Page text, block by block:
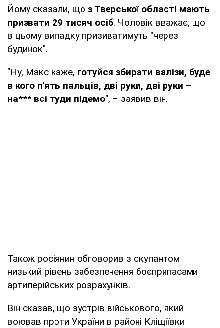
Йому сказали, що з Тверської області мають
призвати 29 тисяч осіб. Чоловік вважає, що
в цьому випадку призиватимуть "через
будинок".
"Ну, Макс каже, готуйся збирати валізи, буде
в кого п'ять пальців, дві руки, дві руки –
на*** всі туди підемо", – заявив він.
Також росіянин обговорив з окупантом
низький рівень забезпечення боєприпасами
артилерійських розрахунків.
Він сказав, що зустрів військового, який
воював проти України в районі Кліщіївки